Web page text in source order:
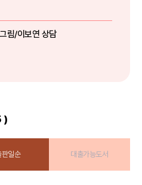
다. 나서지 않고 시키는 일이
보통 애. 그런데 장루이가
다음 날 떡하니 ...
림/이보연 상담
)
판일순 대출가능도서